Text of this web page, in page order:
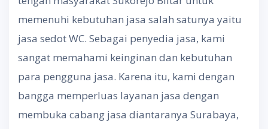
memenuhi kebutuhan jasa salah satunya yaitu
jasa sedot WC. Sebagai penyedia jasa, kami
sangat memahami keinginan dan kebutuhan
para pengguna jasa. Karena itu, kami dengan
bangga memperluas layanan jasa dengan
membuka cabang jasa diantaranya Surabaya,